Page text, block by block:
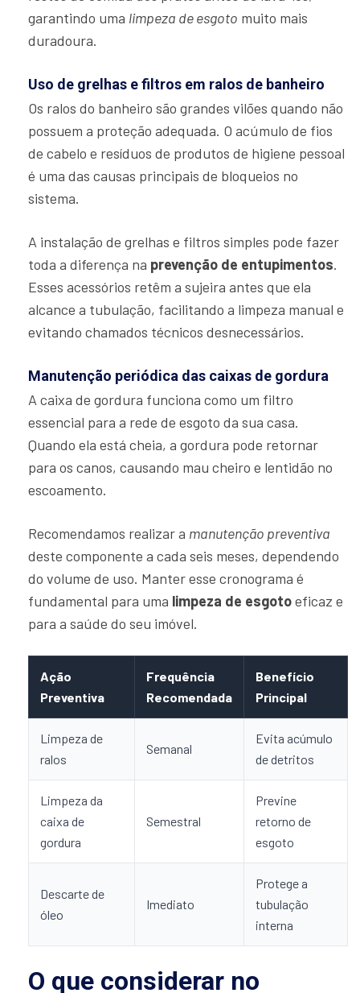
garantindo uma limpeza de esgoto muito mais
duradoura.
Uso de grelhas e filtros em ralos de banheiro
Os ralos do banheiro são grandes vilões quando não
possuem a proteção adequada. O acúmulo de fios
de cabelo e resíduos de produtos de higiene pessoal
é uma das causas principais de bloqueios no
sistema.
A instalação de grelhas e filtros simples pode fazer
toda a diferença na prevenção de entupimentos.
Esses acessórios retêm a sujeira antes que ela
alcance a tubulação, facilitando a limpeza manual e
evitando chamados técnicos desnecessários.
Manutenção periódica das caixas de gordura
A caixa de gordura funciona como um filtro
essencial para a rede de esgoto da sua casa.
Quando ela está cheia, a gordura pode retornar
para os canos, causando mau cheiro e lentidão no
escoamento.
Recomendamos realizar a manutenção preventiva
deste componente a cada seis meses, dependendo
do volume de uso. Manter esse cronograma é
fundamental para uma limpeza de esgotoeficaz e
para a saúde do seu imóvel.
Ação
Preventiva
Frequência
Recomendada
Benefício
Principal
Limpeza de
ralos
Semanal
Evita acúmulo
de detritos
Limpeza da
caixa de
gordura
Semestral
Previne
retorno de
esgoto
Descarte de
óleo
Imediato
Protege a
tubulação
interna
O que considerar no